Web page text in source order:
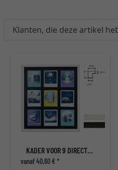
Klanten, die deze artikel
KADER VOOR 9 DIRECTBEELDEN - TYP POLAROID 600
vanaf 40,60 € *